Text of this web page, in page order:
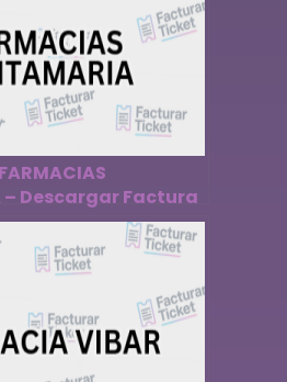
– Descargar Factura